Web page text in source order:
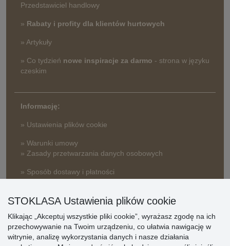
Przedstawiciel handlowy
» Rabaty i profity dla klientów hurtowych
» Artykuły
» Co tydzień nowe inspiracje za darmo - strona w języku
czeskim
Informację:
» Ustawienia plików cookie
» Warunki umowy
» Zasady przetwarzania danych osobowych
» Sposób dostawy i płatności
» Dlaczego należy się zarejestrować?
STOKLASA Ustawienia plików cookie
Klikając „Akceptuj wszystkie pliki cookie”, wyrażasz zgodę na ich
przechowywanie na Twoim urządzeniu, co ułatwia nawigację w
witrynie, analizę wykorzystania danych i nasze działania